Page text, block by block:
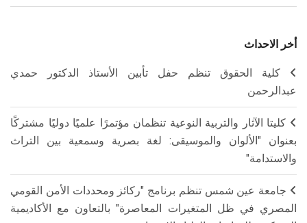
أخر الاحداث
كلية الحقوق تنظم حفل تأبين الأستاذ الدكتور حمدي
عبدالرحمن
كليتا الآثار والتربية النوعية تنظمان مؤتمرًا علميًا دوليًا مشتركًا
بعنوان "الألوان والموسيقى: لغة بصرية وسمعية بين التراث
والاستدامة"
جامعة عين شمس تنظم برنامج "ركائز ومحددات الأمن القومي
المصري في ظل المتغيرات المعاصرة" بالتعاون مع الأكاديمية